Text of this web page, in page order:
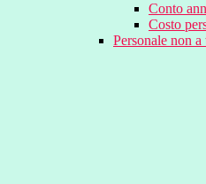
Conto
Costo
Personale non